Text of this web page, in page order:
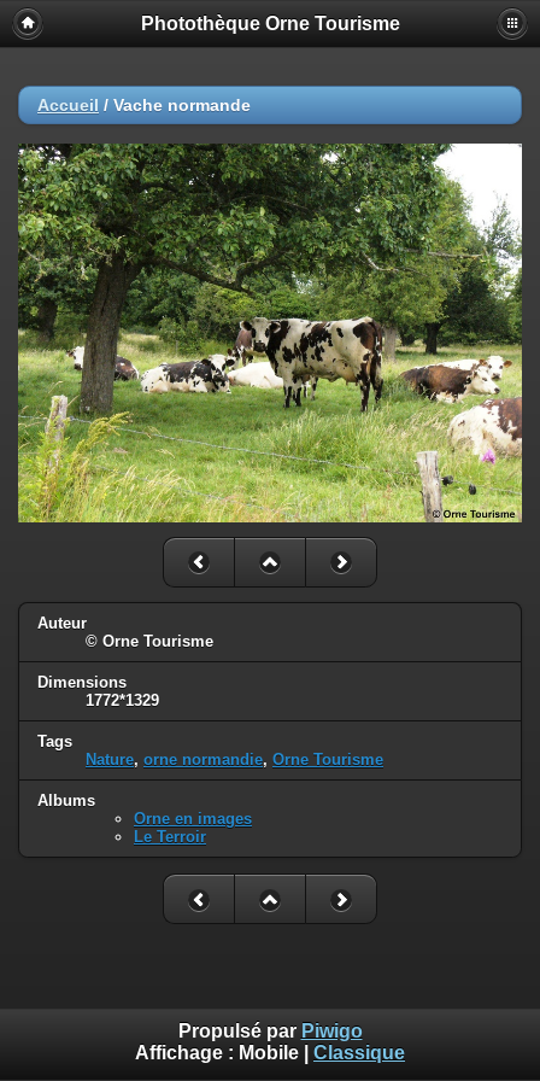
Photothèque Orne Tourisme
Accueil / Vache normande
Auteur
© Orne Tourisme
Dimensions
1772*1329
Tags
Nature, orne normandie, Orne Tourisme
Albums
Orne en images
Le Terroir
Propulsé par Piwigo
Affichage : Mobile Classique